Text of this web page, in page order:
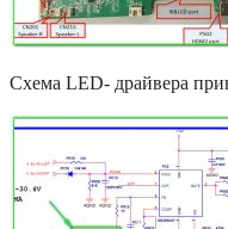
Схема LED- драйвера